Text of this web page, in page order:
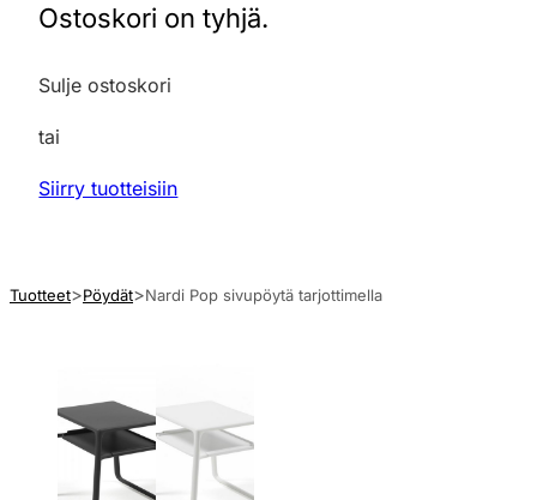
Ostoskori on tyhjä.
Sulje ostoskori
tai
Siirry tuotteisiin
Tuotteet Pöydät Nardi Pop sivupöytä tarjottimella